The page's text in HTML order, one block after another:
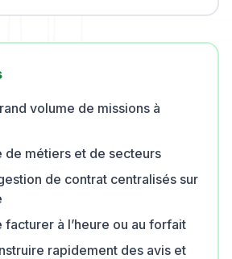
volume de missions à
de métiers et de secteurs
de contrat centralisés sur
facturer à l’heure ou au forfait
rapidement des avis et